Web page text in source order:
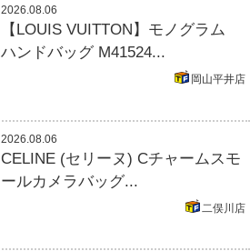
2026.08.06
【LOUIS VUITTON】モノグラム
ハンドバッグ M41524...
岡山平井店
2026.08.06
CELINE (セリーヌ) Cチャームスモ
ールカメラバッグ...
二俣川店